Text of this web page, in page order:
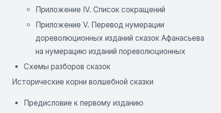
Приложение IV. Список сокращений
Приложение V. Перевод нумерации
дореволюционных изданий сказок Афанасьева
на нумерацию изданий пореволюционных
Схемы разборов сказок
Исторические корни волшебной сказки
Предисловие к первому изданию